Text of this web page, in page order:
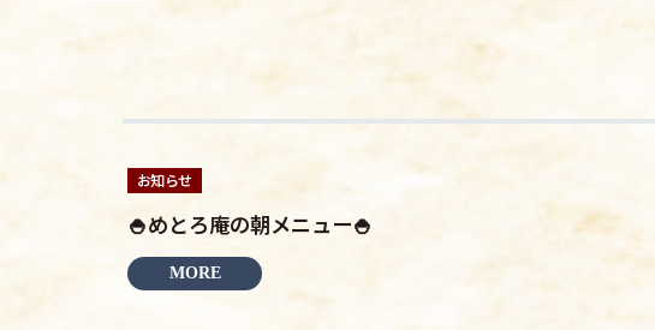
お知らせ
🍚めとろ庵の朝メニュー🍚